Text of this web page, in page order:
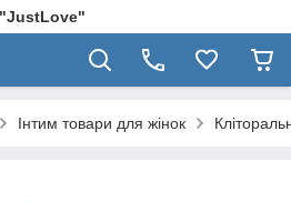
"JustLove"
Інтим товари для жінок